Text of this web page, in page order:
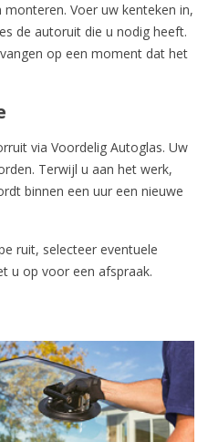
Voer uw kenteken in,
de autoruit die u nodig heeft.
op een moment dat het
via Voordelig Autoglas. Uw
Terwijl u aan het werk,
binnen een uur een nieuwe
ruit, selecteer eventuele
u op voor een afspraak.